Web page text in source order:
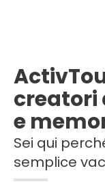
creatori
e
Sei qui
semplice